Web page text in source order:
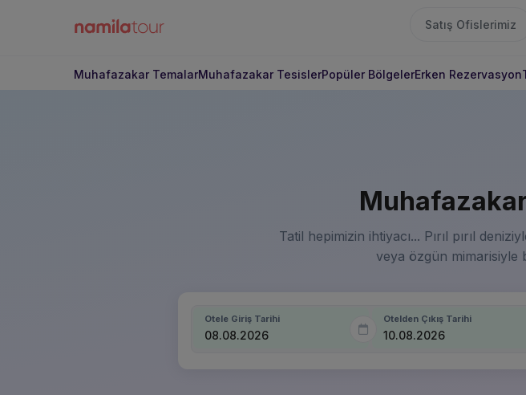
Satış Ofislerimiz
Muhafazakar TemalarMuhafazakar TesislerPopüler BölgelerErken Rezervasyon
Tatil hepimizin ihtiyacı... Pırıl pırıl
veya özgün mimarisiyle
Otele Giriş Tarihi Otelden Çıkış Tarihi